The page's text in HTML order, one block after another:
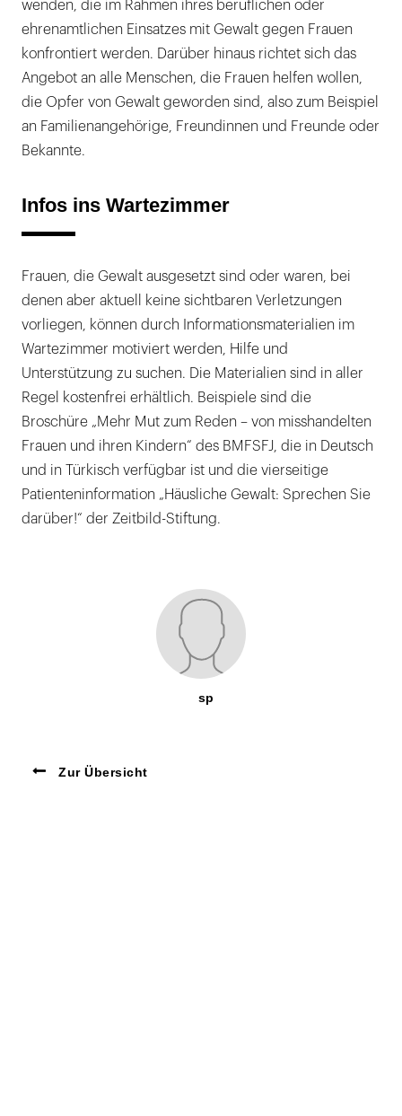
wenden, die im Rahmen ihres beruflichen oder
ehrenamtlichen Einsatzes mit Gewalt gegen Frauen
konfrontiert werden. Darüber hinaus richtet sich das
Angebot an alle Menschen, die Frauen helfen wollen,
die Opfer von Gewalt geworden sind, also zum Beispiel
an Familienangehörige, Freundinnen und Freunde oder
Bekannte.
Infos ins Wartezimmer
Frauen, die Gewalt ausgesetzt sind oder waren, bei
denen aber aktuell keine sichtbaren Verletzungen
vorliegen, können durch Informationsmaterialien im
Wartezimmer motiviert werden, Hilfe und
Unterstützung zu suchen. Die Materialien sind in aller
Regel kostenfrei erhältlich. Beispiele sind die
Broschüre „Mehr Mut zum Reden – von misshandelten
Frauen und ihren Kindern“ des BMFSFJ, die in Deutsch
und in Türkisch verfügbar ist und die vierseitige
Patienteninformation „Häusliche Gewalt: Sprechen Sie
darüber!“ der Zeitbild-Stiftung.
sp
Zur Übersicht